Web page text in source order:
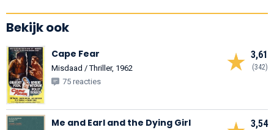
Bekijk ook
3,61
(342)
Cape Fear
Misdaad / Thriller, 1962
75 reacties
3,54
Me and Earl and the Dying Girl